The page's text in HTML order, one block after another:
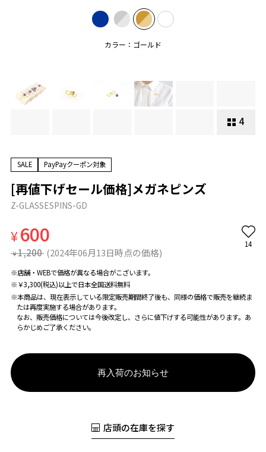
カラー：ゴールド
4
SALE PayPayクーポン対象
[再値下げセール価格]メガネピンズ
Z-GLASSESPINS-GD
¥600
¥ 1,200 (2024年06月13日時点の価格)
14
※店舗・WEBで価格が異なる場合がこざいます。
※￥3,300(税込)以上で日本全国送料無料
※本商品は、現在表示している限定販売期間終了後も、同様の価格で販売を継続ま
たは再度実施する場合があります。
なお、販売価格については今後改定し、さらに値下げする可能性があります。あ
らかじめご了承ください。
再入荷のお知らせ
店頭の在庫を探す